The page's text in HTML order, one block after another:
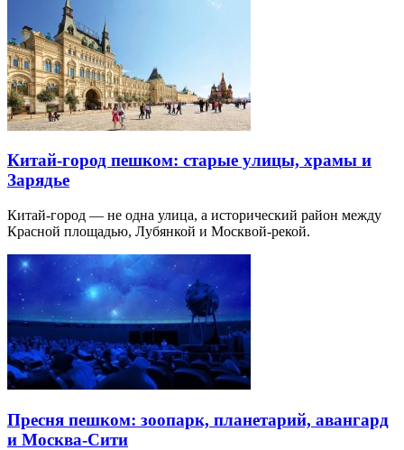
Китай-город пешком: старые улицы, храмы и
Зарядье
Китай-город — не одна улица, а исторический район между
Красной площадью, Лубянкой и Москвой-рекой.
Пресня пешком: зоопарк, планетарий, авангард
и Москва-Сити